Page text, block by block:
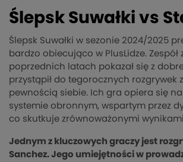
Ślepsk Suwałki vs
Ślepsk Suwałki w sezonie 2024/2025
bardzo obiecująco w PlusLidze. Zespół
poprzednich latach pokazał się z
przystąpił do tegorocznych rozgrywek
pewnością siebie. Ich gra opiera się
systemie obronnym, wspartym przez
co skutkuje zrównoważonymi
Jednym z kluczowych graczy jest
Sanchez. Jego umiejętności w